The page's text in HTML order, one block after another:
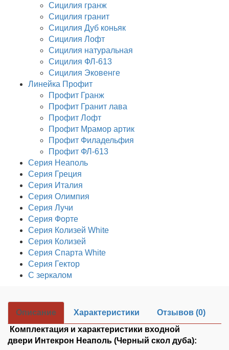
Сицилия гранж
Сицилия гранит
Сицилия Дуб коньяк
Сицилия Лофт
Сицилия натуральная
Сицилия ФЛ-613
Сицилия Эковенге
Линейка Профит
Профит Гранж
Профит Гранит лава
Профит Лофт
Профит Мрамор артик
Профит Филадельфия
Профит ФЛ-613
Серия Неаполь
Серия Греция
Серия Италия
Серия Олимпия
Серия Лучи
Серия Форте
Серия Колизей White
Серия Колизей
Серия Спарта White
Серия Гектор
С зеркалом
Описание Характеристики
Отзывов (0)
Комплектация и характеристики входной
двери Интекрон Неаполь (Черный скол дуба):